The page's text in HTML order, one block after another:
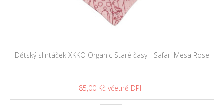
Dětský slintáček XKKO Organic Staré časy - Safari Mesa Rose
85,00 Kč